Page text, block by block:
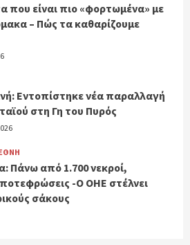
που είναι πιο «φορτωμένα» με
– Πώς τα καθαρίζουμε
Εντοπίστηκε νέα παραλλαγή
στη Γη του Πυρός
Πάνω από 1.700 νεκροί,
-Ο ΟΗΕ στέλνει
σάκους